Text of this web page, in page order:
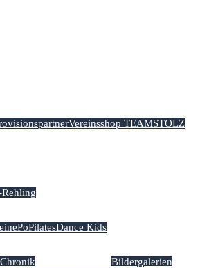
Vereinsshop TEAMSTOLZ
PilatesDance Kids
Bildergalerien